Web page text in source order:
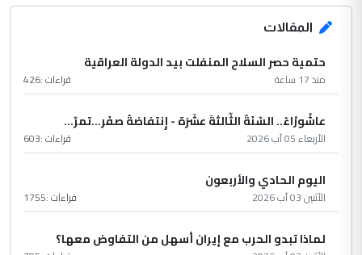
المقالات
حتمية حصر السلاح المنفلت بيد الدولة العراقية
منذ 17 ساعة قراءات :426
عاشُورْاءُ.. السّنَةُ الثّالثةَ عشَرَة - إِنتفاضةُ صفَر…تمرّ...
الأربعاء 05 آب 2026 قراءات :603
اليوم الحادي والأربعون
الأثنين 03 آب 2026 قراءات :1755
لماذا تبدو الحرب مع إيران أسهل من التفاوض معها؟